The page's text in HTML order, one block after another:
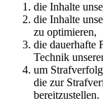
die Inhalte
die Inhalte
zu optimieren,
die dauerhafte
Technik
um
die zur
bereitzustellen.